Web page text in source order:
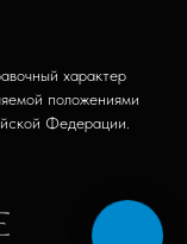
характер
положениями
Федерации.